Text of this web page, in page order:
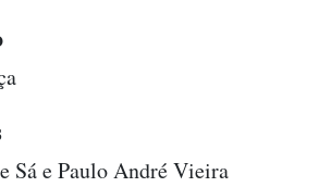
Sá e Paulo André Vieira